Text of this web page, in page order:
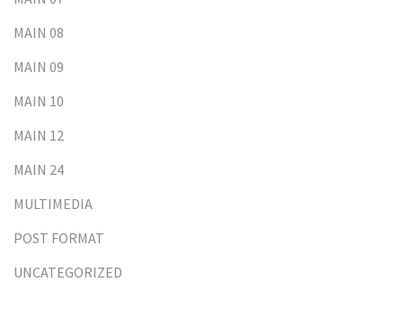
MAIN 08
MAIN 09
MAIN 10
MAIN 12
MAIN 24
MULTIMEDIA
POST FORMAT
UNCATEGORIZED